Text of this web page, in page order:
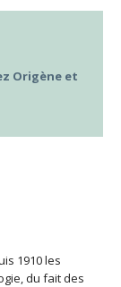
Origène et
1910 les
du fait des